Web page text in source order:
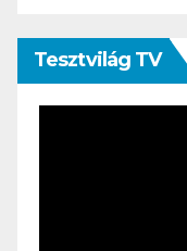
Tesztvilág TV